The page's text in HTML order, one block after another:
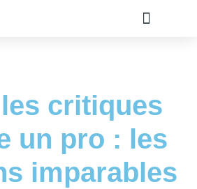
critiques
un pro : les
imparables